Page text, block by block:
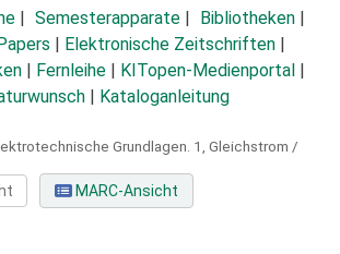
Semesterapparate
Bibliotheken
Elektronische Zeitschriften
Fernleihe KITopen-Medienportal
Kataloganleitung
Grundlagen. 1, Gleichstrom /
MARC-Ansicht